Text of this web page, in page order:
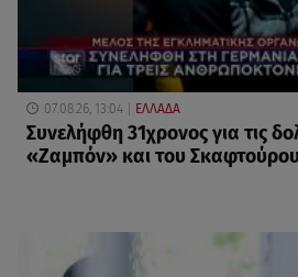
07.08.26, 13:04 ΕΛΛΑΔΑ
Συνελήφθη 31χρονος για τις
«Ζαμπόν» και του Σκαφτούρου